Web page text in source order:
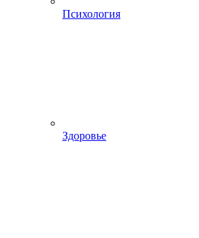
Психология
Здоровье